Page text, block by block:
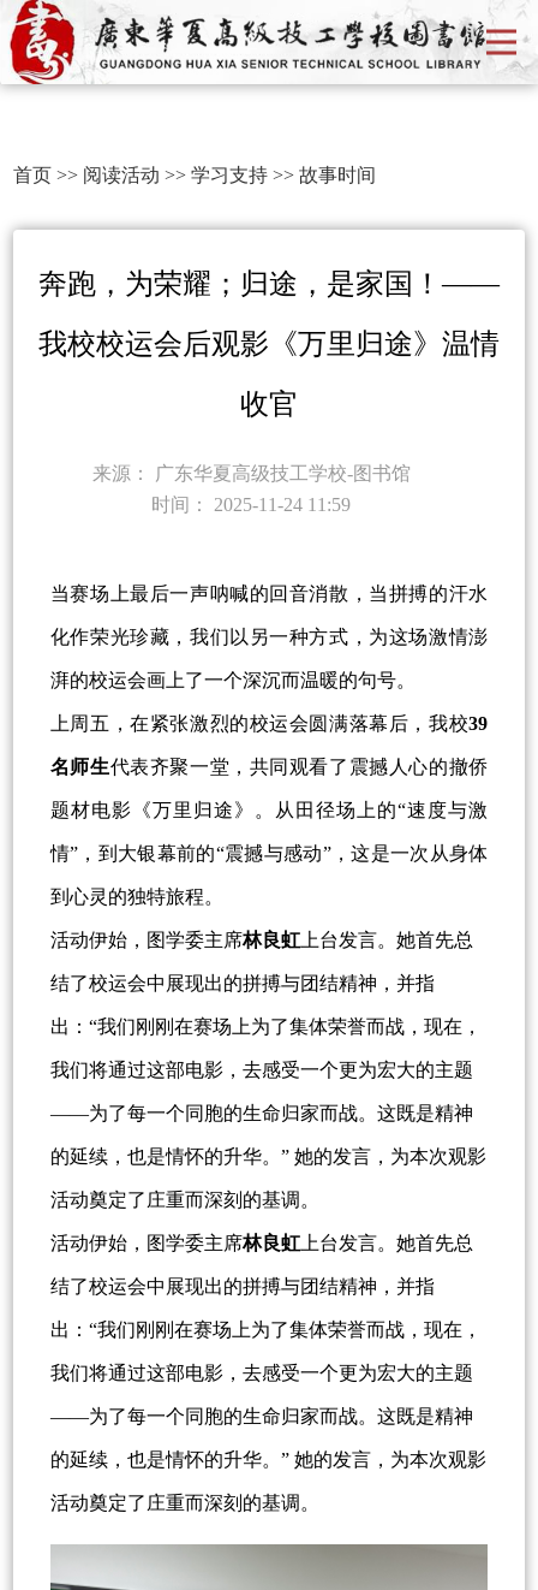
首页>> 阅读活动>> 学习支持>> 故事时间
奔跑，为荣耀；归途，是家国！——
我校校运会后观影《万里归途》温情
收官
来源：
广东华夏高级技工学校-图书馆
时间： 2025-11-24 11:59
当赛场上最后一声呐喊的回音消散，当拼搏的汗水
化作荣光珍藏，我们以另一种方式，为这场激情澎
湃的校运会画上了一个深沉而温暖的句号。
上周五，在紧张激烈的校运会圆满落幕后，我校39
名师生代表齐聚一堂，共同观看了震撼人心的撤侨
题材电影《万里归途》。从田径场上的“速度与激
情”，到大银幕前的“震撼与感动”，这是一次从身体
到心灵的独特旅程。
活动伊始，图学委主席林良虹上台发言。她首先总
结了校运会中展现出的拼搏与团结精神，并指
出：“我们刚刚在赛场上为了集体荣誉而战，现在，
我们将通过这部电影，去感受一个更为宏大的主题
——为了每一个同胞的生命归家而战。这既是精神
的延续，也是情怀的升华。” 她的发言，为本次观影
活动奠定了庄重而深刻的基调。
活动伊始，图学委主席林良虹上台发言。她首先总
结了校运会中展现出的拼搏与团结精神，并指
出：“我们刚刚在赛场上为了集体荣誉而战，现在，
我们将通过这部电影，去感受一个更为宏大的主题
——为了每一个同胞的生命归家而战。这既是精神
的延续，也是情怀的升华。” 她的发言，为本次观影
活动奠定了庄重而深刻的基调。